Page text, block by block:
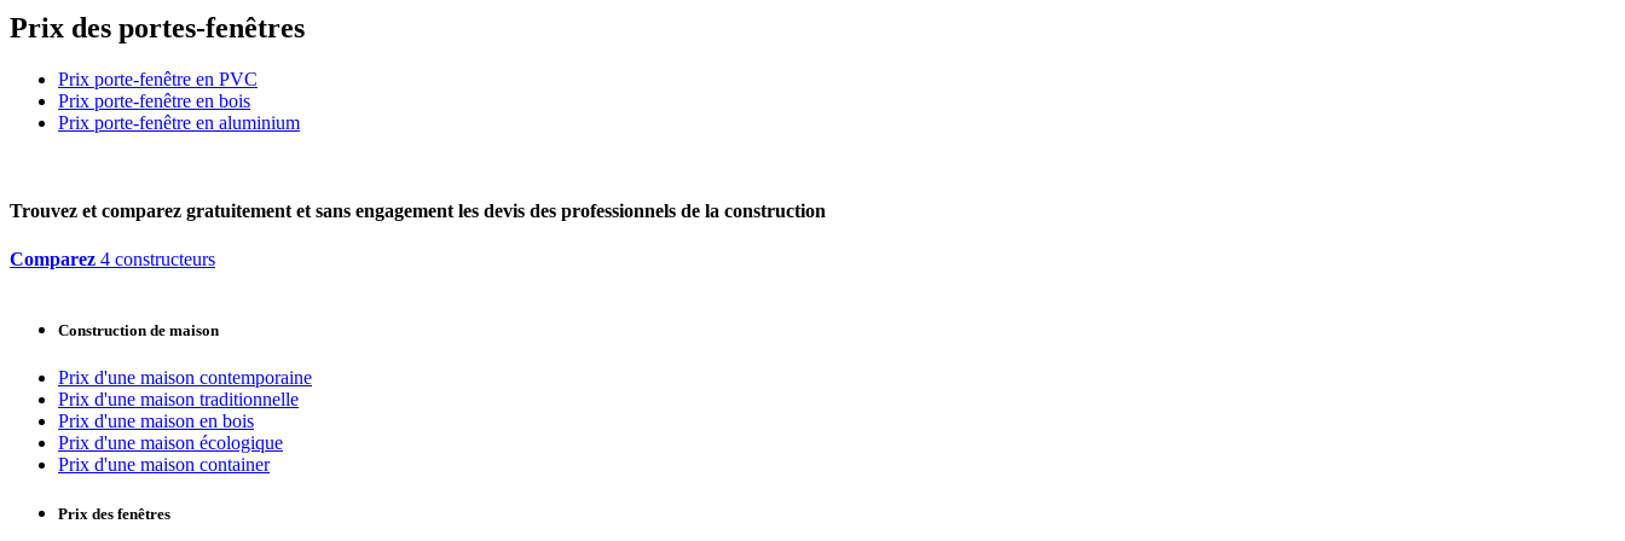
Prix des portes-fenêtres
Prix porte-fenêtre en PVC
Prix porte-fenêtre en bois
Prix porte-fenêtre en aluminium
Trouvez et comparez gratuitement et sans engagement les devis des professionnels de la construction
Comparez 4 constructeurs
Construction de maison
Prix d'une maison contemporaine
Prix d'une maison traditionnelle
Prix d'une maison en bois
Prix d'une maison écologique
Prix d'une maison container
Prix des fenêtres